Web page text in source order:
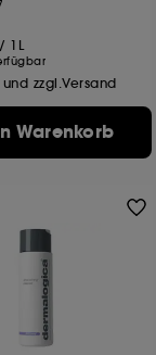
/ 1L
zzgl.Versand
Warenkorb